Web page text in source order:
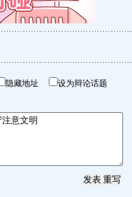
隐藏地址 设为辩论话题